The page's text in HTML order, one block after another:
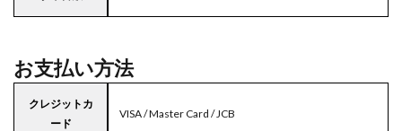
お支払い方法
クレジットカ
ード
VISA / Master Card / JCB